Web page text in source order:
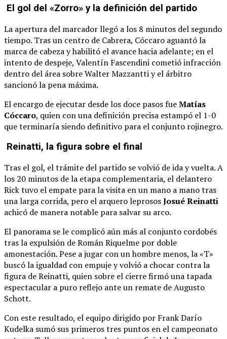
El gol del «Zorro» y la definición del partido
La apertura del marcador llegó a los 8 minutos del segundo
tiempo. Tras un centro de Cabrera, Cóccaro aguantó la
marca de cabeza y habilitó el avance hacia adelante; en el
intento de despeje, Valentín Fascendini cometió infracción
dentro del área sobre Walter Mazzantti y el árbitro
sancionó la pena máxima.
El encargo de ejecutar desde los doce pasos fueMatías
Cóccaro, quien con una definición precisa estampó el 1-0
que terminaría siendo definitivo para el conjunto rojinegro.
Reinatti, la figura sobre el final
Tras el gol, el trámite del partido se volvió de ida y vuelta. A
los 20 minutos de la etapa complementaria, el delantero
Rick tuvo el empate para la visita en un mano a mano tras
una larga corrida, pero el arquero leprososJosué Reinatti
achicó de manera notable para salvar su arco.
El panorama se le complicó aún más al conjunto cordobés
tras la expulsión de Román Riquelme por doble
amonestación. Pese a jugar con un hombre menos, la «T»
buscó la igualdad con empuje y volvió a chocar contra la
figura de Reinatti, quien sobre el cierre firmó una tapada
espectacular a puro reflejo ante un remate de Augusto
Schott.
Con este resultado, el equipo dirigido por Frank Darío
Kudelka sumó sus primeros tres puntos en el campeonato